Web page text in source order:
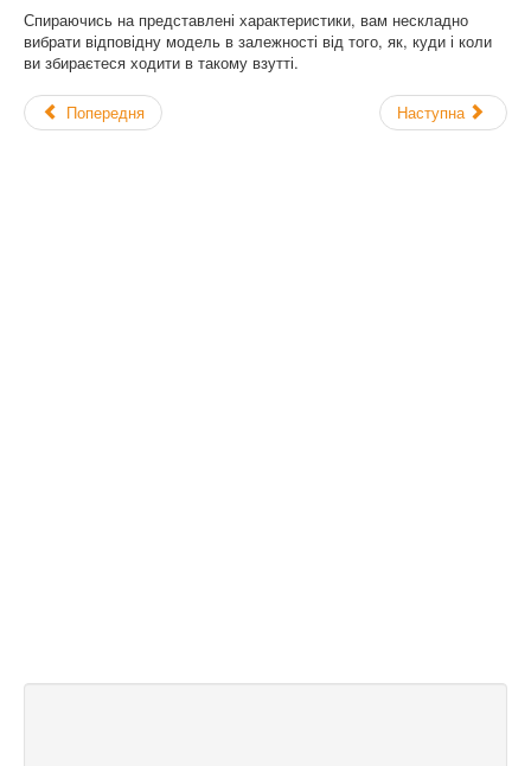
Спираючись на представлені характеристики, вам нескладно
вибрати відповідну модель в залежності від того, як, куди і коли
ви збираєтеся ходити в такому взутті.
Попередня Наступна